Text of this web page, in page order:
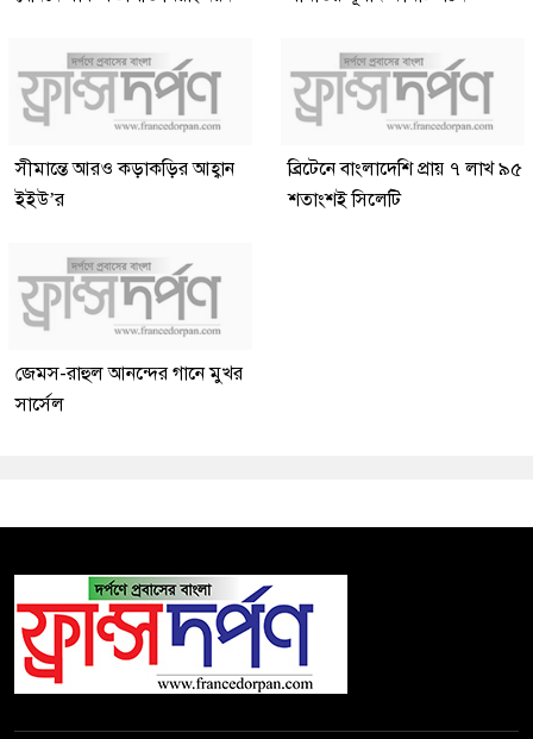
সীমান্তে আরও কড়াকড়ির আহ্বান
ইইউ’র
ব্রিটেনে বাংলাদেশি প্রায় ৭ লাখ ৯৫
শতাংশই সিলেটি
জেমস-রাহুল আনন্দের গানে মুখর
সার্সেল